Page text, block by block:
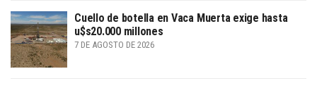
Cuello de botella en Vaca Muerta exige hasta
u$s20.000 millones
7 DE AGOSTO DE 2026